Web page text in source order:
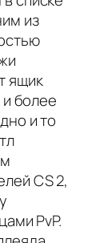
из
ящик
более
и то
CS 2,
PvP.